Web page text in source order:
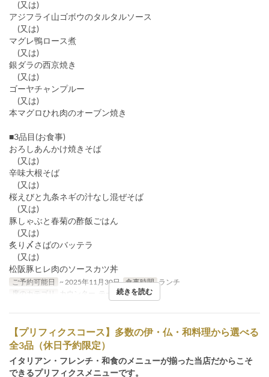
(又は)
アジフライ山ゴボウのタルタルソース
(又は)
マグレ鴨ロース煮
(又は)
銀ダラの西京焼き
(又は)
ゴーヤチャンプルー
(又は)
本マグロひれ肉のオーブン焼き
■3品目(お食事)
おろしあんかけ焼きそば
(又は)
辛味大根そば
(又は)
桜えびと九条ネギの汁なし混ぜそば
(又は)
豚しゃぶと春菊の酢飯ごはん
(又は)
炙り〆さばのバッテラ
(又は)
松阪豚ヒレ肉のソースカツ丼
ご予約可能日 ~ 2025年11月30日 食事時間 ランチ
席のカテゴリ
カウンター, テーブル続きを読む
【プリフィクスコース】多数の伊・仏・和料理から選べる
全3品（休日予約限定）
イタリアン・フレンチ・和食のメニューが揃った当店だからこそ
できるプリフィクスメニューです。